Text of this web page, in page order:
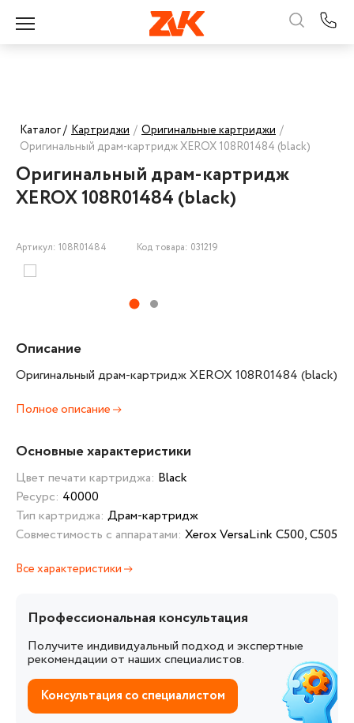
Каталог / Картриджи / Оригинальные картриджи /
Оригинальный драм-картридж XEROX 108R01484 (black)
Оригинальный драм-картридж
XEROX 108R01484 (black)
Артикул: 108R01484 Код товара: 031219
Описание
Оригинальный драм-картридж XEROX 108R01484 (black)
Полное описание
Основные характеристики
Цвет печати картриджа: Black
Ресурс: 40000
Тип картриджа: Драм-картридж
Совместимость с аппаратами: Xerox VersaLink C500, C505
Все характеристики
Профессиональная консультация
Получите индивидуальный подход и экспертные
рекомендации от наших специалистов.
Консультация со специалистом